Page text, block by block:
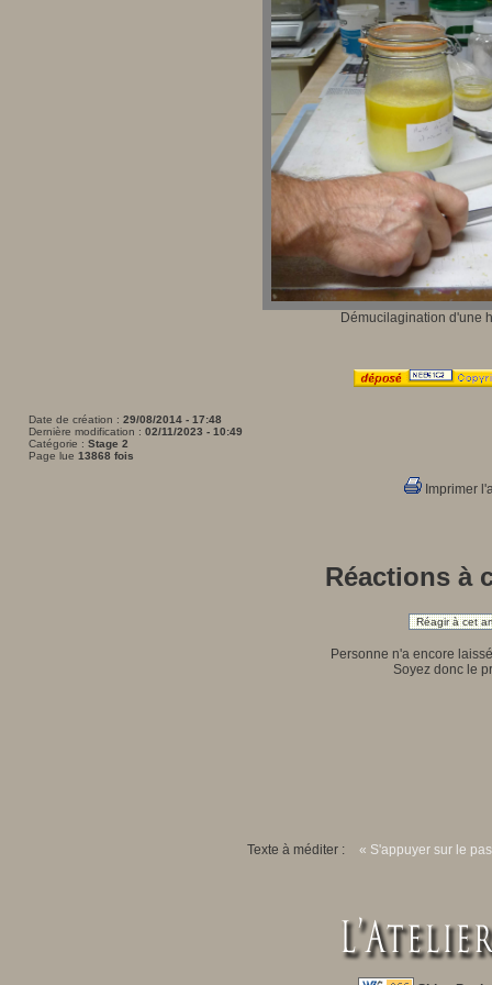
Démucilagination d'une
Date de création : 29/08/2014 - 17:48
Dernière modification : 02/11/2023 - 10:49
Catégorie : Stage 2
Page lue 13868 fois
Imprimer
Réactions à
Réagir à cet
Personne n'a encore
Soyez donc le
Texte à méditer : « S'appuyer sur le